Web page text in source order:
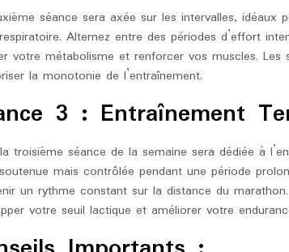
séance sera axée sur les intervalles,
Alternez entre des périodes d’effort
votre métabolisme et renforcer vos muscles. Les
la monotonie de l’entraînement.
3 : Entraînement
troisième séance de la semaine sera dédiée à
mais contrôlée pendant une période
un rythme constant sur la distance du
votre seuil lactique et améliorer votre